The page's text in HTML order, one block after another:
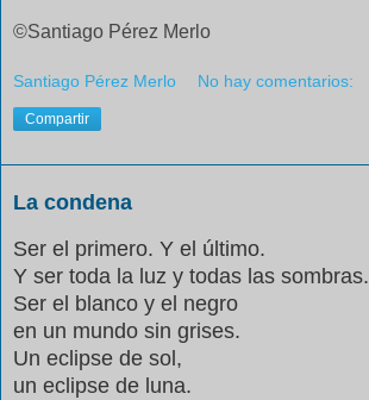
©Santiago Pérez Merlo
Santiago Pérez Merlo No hay comentarios:
Compartir
La condena
Ser el primero. Y el último.
Y ser toda la luz y todas las sombras.
Ser el blanco y el negro
en un mundo sin grises.
Un eclipse de sol,
un eclipse de luna.